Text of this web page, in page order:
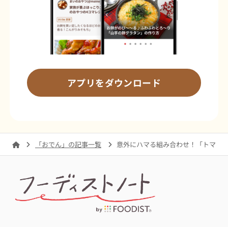
アプリをダウンロード
「おでん」の記事一覧 意外にハマる組み合わせ！「トマト